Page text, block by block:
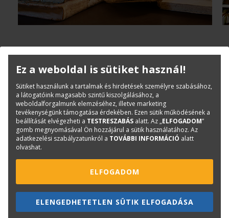
Ez a weboldal is sütiket használ!
Sütiket használunk a tartalmak és hirdetések személyre szabásához,
a látogatóink magasabb szintű kiszolgálásához, a
weboldalforgalmunk elemzéséhez, illetve marketing
tevékenységünk támogatása érdekében. Ezen sütik működésének a
beállítását elvégezheti a TESTRESZABÁS alatt. Az „ELFOGADOM”
gomb megnyomásával Ön hozzájárul a sütik használatához. Az
adatkezelési szabályzatunkról a TOVÁBBI INFORMÁCIÓ alatt
olvashat.
ELFOGADOM
ELENGEDHETETLEN SÜTIK ELFOGADÁSA